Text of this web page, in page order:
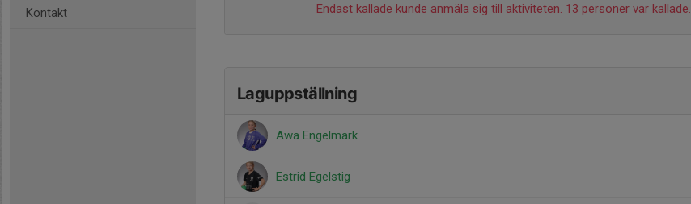
Kontakt
Endast kallade kunde anmäla sig till aktiviteten. 13 personer var kallade.
Laguppställning
Awa Engelmark
Estrid Egelstig